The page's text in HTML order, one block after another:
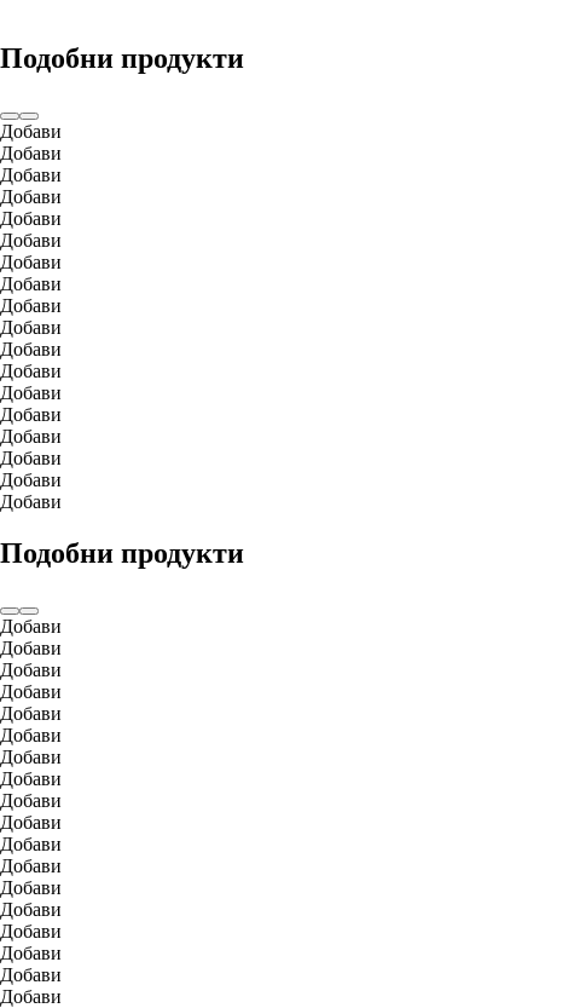
Подобни продукти
Добави
Добави
Добави
Добави
Добави
Добави
Добави
Добави
Добави
Добави
Добави
Добави
Добави
Добави
Добави
Добави
Добави
Добави
Подобни продукти
Добави
Добави
Добави
Добави
Добави
Добави
Добави
Добави
Добави
Добави
Добави
Добави
Добави
Добави
Добави
Добави
Добави
Добави